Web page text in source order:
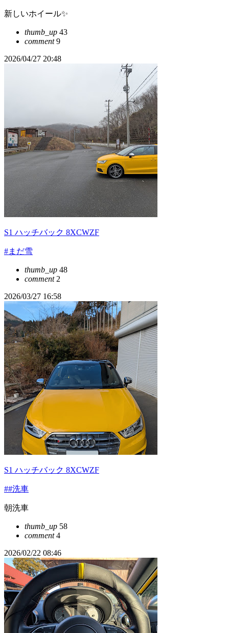
新しいホイール✨
thumb_up 43
comment9
2026/04/27 20:48
S1 ハッチバック 8XCWZF
#まだ雪
thumb_up 48
comment2
2026/03/27 16:58
S1 ハッチバック 8XCWZF
##洗車
朝洗車
thumb_up 58
comment4
2026/02/22 08:46